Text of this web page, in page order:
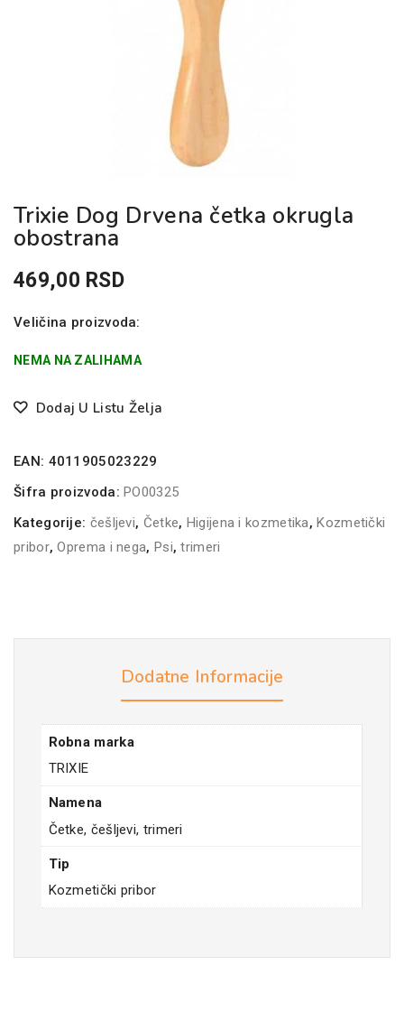
Trixie Dog Drvena četka okrugla
obostrana
469,00 RSD
Veličina proizvoda:
NEMA NA ZALIHAMA
Dodaj U Listu Želja
EAN: 4011905023229
Šifra proizvoda:PO00325
Kategorije: češljevi, Četke, Higijena i kozmetika,Kozmetički
pribor,Oprema i nega, Psi,trimeri
Dodatne Informacije
Robna marka
TRIXIE
Namena
Četke, češljevi, trimeri
Tip
Kozmetički pribor